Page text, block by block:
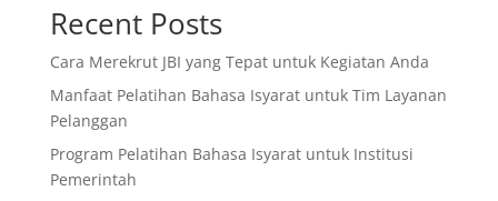
Recent Posts
Cara Merekrut JBI yang Tepat untuk Kegiatan Anda
Manfaat Pelatihan Bahasa Isyarat untuk Tim Layanan
Pelanggan
Program Pelatihan Bahasa Isyarat untuk Institusi
Pemerintah